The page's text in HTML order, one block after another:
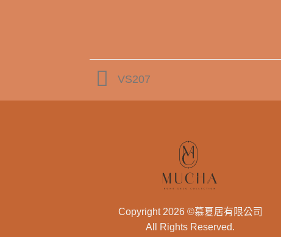
VS207
Copyright 2026 ©慕夏居有限公司
All Rights Reserved.